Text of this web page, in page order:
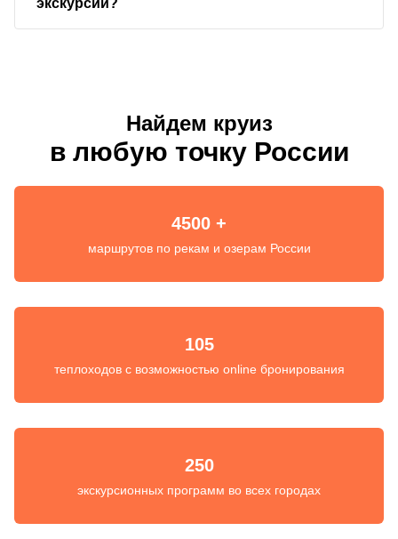
Найдем круиз
в любую точку России
4500 +
маршрутов по рекам и озерам России
105
теплоходов с возможностью online бронирования
250
экскурсионных программ во всех городах